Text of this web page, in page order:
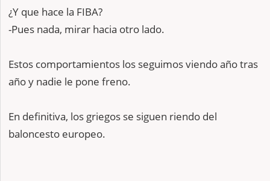
¿Y que hace la FIBA?
-Pues nada, mirar hacia otro lado.
Estos comportamientos los seguimos viendo año tras
año y nadie le pone freno.
En definitiva, los griegos se siguen riendo del
baloncesto europeo.